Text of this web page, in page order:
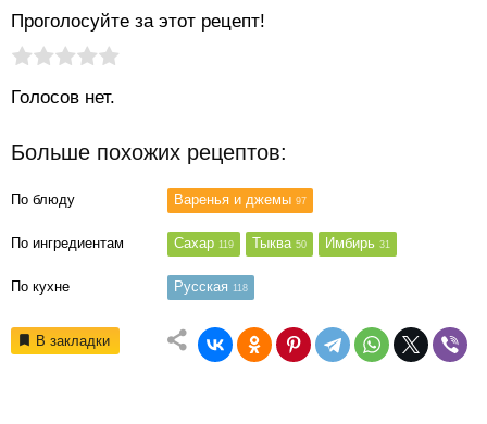
Проголосуйте за этот рецепт!
Рейтинг статьи:
Голосов нет.
Больше похожих рецептов:
По блюду Варенья и джемы 97
По ингредиентам Сахар 119 Тыква 50 Имбирь 31
По кухне Русская 118
В закладки